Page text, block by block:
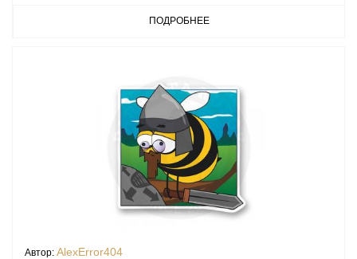
ПОДРОБНЕЕ
Автор: AlexError404